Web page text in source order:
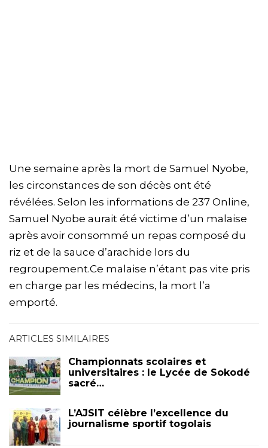
Une semaine après la mort de Samuel Nyobe,
les circonstances de son décès ont été
révélées. Selon les informations de 237 Online,
Samuel Nyobe aurait été victime d’un malaise
après avoir consommé un repas composé du
riz et de la sauce d’arachide lors du
regroupement.Ce malaise n’étant pas vite pris
en charge par les médecins, la mort l’a
emporté.
ARTICLES SIMILAIRES
Championnats scolaires et
universitaires : le Lycée de Sokodé
sacré…
L’AJSIT célèbre l’excellence du
journalisme sportif togolais